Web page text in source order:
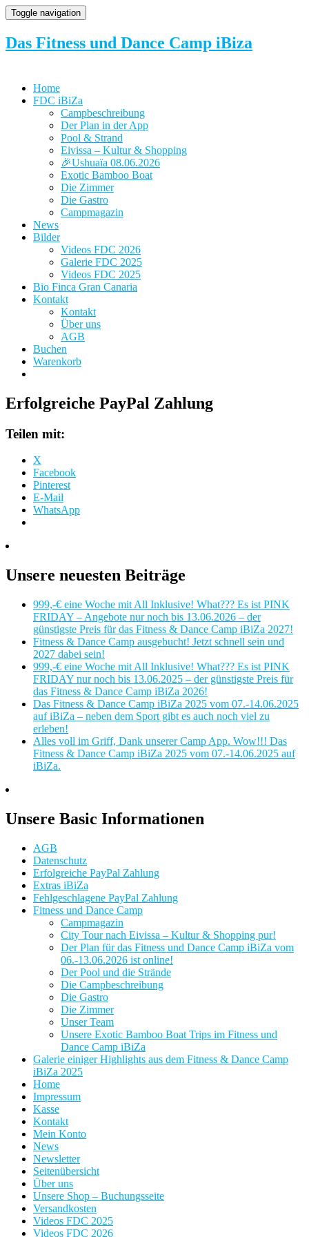
Toggle navigation
Das Fitness und Dance Camp iBiza
Home
FDC iBiZa
Campbeschreibung
Der Plan in der App
Pool & Strand
Eivissa – Kultur & Shopping
🎉Ushuaïa 08.06.2026
Exotic Bamboo Boat
Die Zimmer
Die Gastro
Campmagazin
News
Bilder
Videos FDC 2026
Galerie FDC 2025
Videos FDC 2025
Bio Finca Gran Canaria
Kontakt
Kontakt
Über uns
AGB
Buchen
Warenkorb
Erfolgreiche PayPal Zahlung
Teilen mit:
X
Facebook
Pinterest
E-Mail
WhatsApp
Unsere neuesten Beiträge
999,-€ eine Woche mit All Inklusive! What??? Es ist PINK
FRIDAY – Angebote nur noch bis 13.06.2026 – der
günstigste Preis für das Fitness & Dance Camp iBiZa 2027!
Fitness & Dance Camp ausgebucht! Jetzt schnell sein und
2027 dabei sein!
999,-€ eine Woche mit All Inklusive! What??? Es ist PINK
FRIDAY nur noch bis 13.06.2025 – der günstigste Preis für
das Fitness & Dance Camp iBiZa 2026!
Das Fitness & Dance Camp iBiZa 2025 vom 07.-14.06.2025
auf iBiZa – neben dem Sport gibt es auch noch viel zu
erleben!
Alles voll im Griff, Dank unserer Camp App. Wow!!! Das
Fitness & Dance Camp iBiZa 2025 vom 07.-14.06.2025 auf
iBiZa.
Unsere Basic Informationen
AGB
Datenschutz
Erfolgreiche PayPal Zahlung
Extras iBiZa
Fehlgeschlagene PayPal Zahlung
Fitness und Dance Camp
Campmagazin
City Tour nach Eivissa – Kultur & Shopping pur!
Der Plan für das Fitness und Dance Camp iBiZa vom
06.-13.06.2026 ist online!
Der Pool und die Strände
Die Campbeschreibung
Die Gastro
Die Zimmer
Unser Team
Unsere Exotic Bamboo Boat Trips im Fitness und
Dance Camp iBiZa
Galerie einiger Highlights aus dem Fitness & Dance Camp
iBiZa 2025
Home
Impressum
Kasse
Kontakt
Mein Konto
News
Newsletter
Seitenübersicht
Über uns
Unsere Shop – Buchungsseite
Versandkosten
Videos FDC 2025
Videos FDC 2026